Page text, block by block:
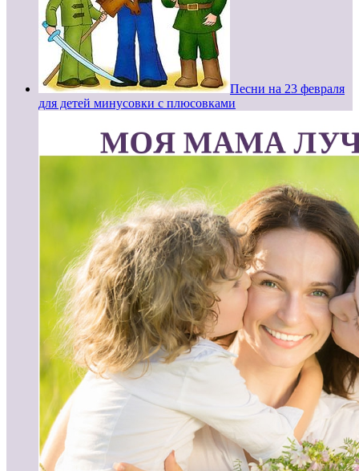
Песни на 23 февраля
для детей минусовки с плюсовками